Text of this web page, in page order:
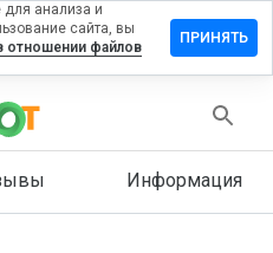
Информация
для анализа и
сайта, вы
отношении файлов
ПРИНЯТЬ